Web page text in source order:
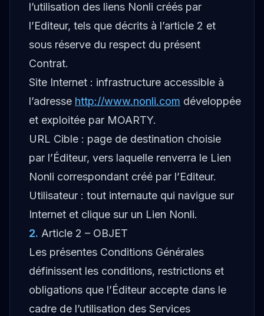
l’utilisation des liens Nonli créés par
l’Editeur, tels que décrits à l’article 2 et
sous réserve du respect du présent
Contrat.
Site Internet : infrastructure accessible à
l’adresse http://www.nonli.com développée
et exploitée par MOARTY.
URL Cible : page de destination choisie
par l’Éditeur, vers laquelle renverra le Lien
Nonli correspondant créé par l’Editeur.
Utilisateur : tout internaute qui navigue sur
Internet et clique sur un Lien Nonli.
2. Article 2 – OBJET
Les présentes Conditions Générales
définissent les conditions, restrictions et
obligations que l’Éditeur accepte dans le
cadre de l’utilisation des Services